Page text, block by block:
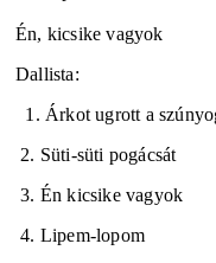
Én, kicsike vagyok
Dallista:
1. Árkot ugrott a
2. Süti-süti pogácsát
3. Én kicsike vagyok
4. Lipem-lopom